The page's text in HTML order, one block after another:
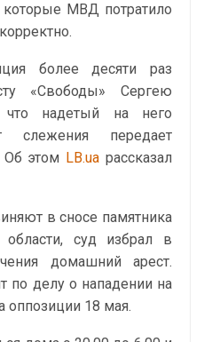
МВД потратило
более десяти раз
«Свободы» Сергею
надетый на него
слежения передает
этом LB.ua рассказал
в сносе памятника
суд избрал в
домашний арест.
по делу о нападении на
18 мая.